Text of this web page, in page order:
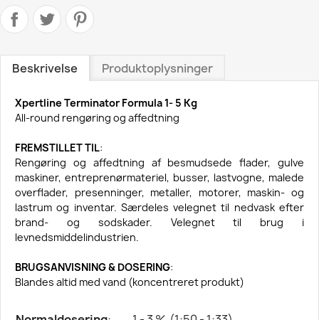
Beskrivelse Produktoplysninger
Xpertline Terminator Formula 1- 5 Kg
All-round rengøring og affedtning
FREMSTILLET TIL:
Rengøring og affedtning af besmudsede flader, gulve
maskiner, entreprenørmateriel, busser, lastvogne, malede
overflader, presenninger, metaller, motorer, maskin- og
lastrum og inventar. Særdeles velegnet til nedvask efter
brand- og sodskader. Velegnet til brug i
levnedsmiddelindustrien.
BRUGSANVISNING & DOSERING:
Blandes altid med vand (koncentreret produkt)